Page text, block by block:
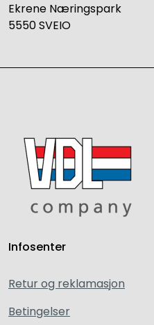
Ekrene Næringspark
5550 SVEIO
Infosenter
Retur og reklamasjon
Betingelser